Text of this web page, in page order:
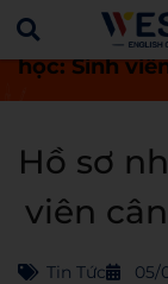
Trang chủ
học: Sinh
Hồ sơ
viên
Tin Tức 05/